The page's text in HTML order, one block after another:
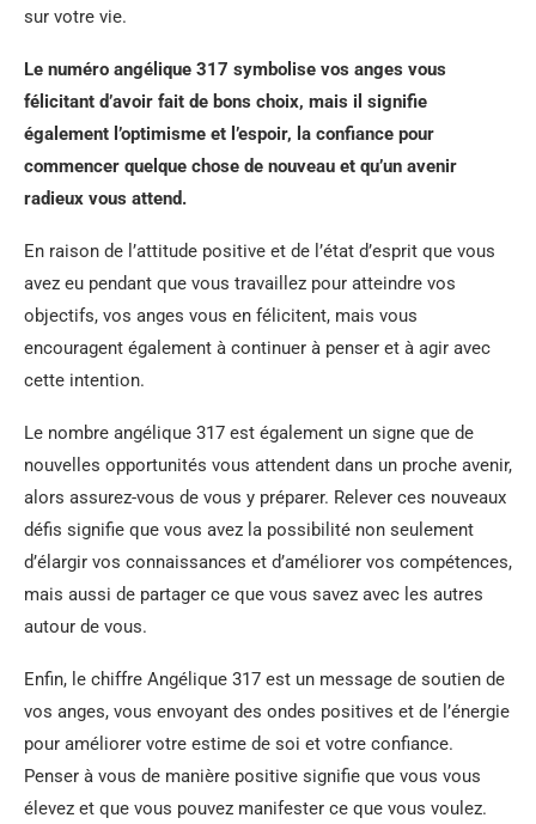
sur votre vie.
Le numéro angélique 317 symbolise vos anges vous
félicitant d’avoir fait de bons choix, mais il signifie
également l’optimisme et l’espoir, la confiance pour
commencer quelque chose de nouveau et qu’un avenir
radieux vous attend.
En raison de l’attitude positive et de l’état d’esprit que vous
avez eu pendant que vous travaillez pour atteindre vos
objectifs, vos anges vous en félicitent, mais vous
encouragent également à continuer à penser et à agir avec
cette intention.
Le nombre angélique 317 est également un signe que de
nouvelles opportunités vous attendent dans un proche avenir,
alors assurez-vous de vous y préparer. Relever ces nouveaux
défis signifie que vous avez la possibilité non seulement
d’élargir vos connaissances et d’améliorer vos compétences,
mais aussi de partager ce que vous savez avec les autres
autour de vous.
Enfin, le chiffre Angélique 317 est un message de soutien de
vos anges, vous envoyant des ondes positives et de l’énergie
pour améliorer votre estime de soi et votre confiance.
Penser à vous de manière positive signifie que vous vous
élevez et que vous pouvez manifester ce que vous voulez.